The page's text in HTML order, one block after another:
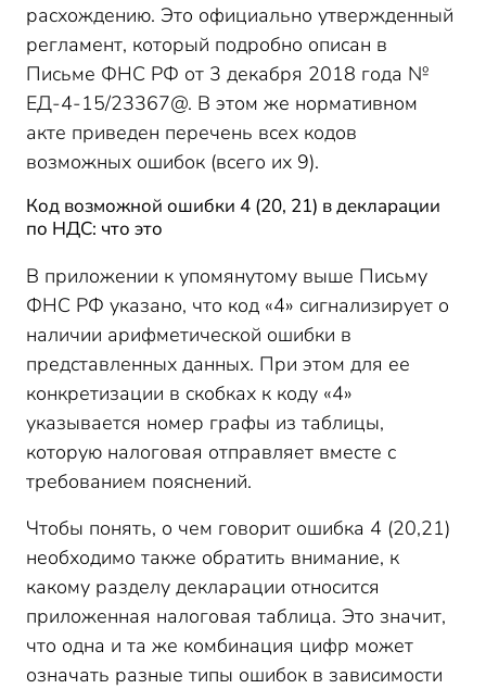
расхождению. Это официально утвержденный
регламент, который подробно описан в
Письме ФНС РФ от 3 декабря 2018 года №
ЕД-4-15/23367@. В этом же нормативном
акте приведен перечень всех кодов
возможных ошибок (всего их 9).
Код возможной ошибки 4 (20, 21) в декларации
по НДС: что это
В приложении к упомянутому выше Письму
ФНС РФ указано, что код «4» сигнализирует о
наличии арифметической ошибки в
представленных данных. При этом для ее
конкретизации в скобках к коду «4»
указывается номер графы из таблицы,
которую налоговая отправляет вместе с
требованием пояснений.
Чтобы понять, о чем говорит ошибка 4 (20,21)
необходимо также обратить внимание, к
какому разделу декларации относится
приложенная налоговая таблица. Это значит,
что одна и та же комбинация цифр может
означать разные типы ошибок в зависимости